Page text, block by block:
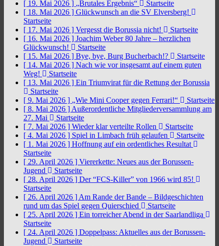
[ 19. Mai 2026 ] „Brutales Ergebnis“
Startseite
[ 18. Mai 2026 ] Glückwunsch an die SV Elversberg!
Startseite
[ 17. Mai 2026 ] Vergesst die Borussia nicht!
Startseite
[ 16. Mai 2026 ] Joachim Weber 80 Jahre – herzlichen
Glückwunsch!
Startseite
[ 15. Mai 2026 ] Bye, bye, Burg Bucherbach!?
Startseite
[ 14. Mai 2026 ] Nach wie vor insgesamt auf einem guten
Weg!
Startseite
[ 13. Mai 2026 ] Ein Triumvirat für die Rettung der Borussia
Startseite
[ 9. Mai 2026 ] „Wie Mini Cooper gegen Ferrari!“
Startseite
[ 8. Mai 2026 ] Außerordentliche Mitgliederversammlung am
27. Mai
Startseite
[ 7. Mai 2026 ] Wieder klar verteilte Rollen
Startseite
[ 4. Mai 2026 ] Spiel in Limbach früh gelaufen
Startseite
[ 1. Mai 2026 ] Hoffnung auf ein ordentliches Resultat
Startseite
[ 29. April 2026 ] Viererkette: Neues aus der Borussen-
Jugend
Startseite
[ 28. April 2026 ] Der “FCS-Killer” von 1966 wird 85!
Startseite
[ 26. April 2026 ] Am Rande der Bande – Bildgeschichten
rund um das Spiel gegen Quierschied
Startseite
[ 25. April 2026 ] Ein torreicher Abend in der Saarlandliga
Startseite
[ 24. April 2026 ] Doppelpass: Aktuelles aus der Borussen-
Jugend
Startseite